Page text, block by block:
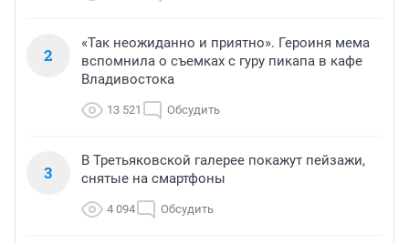
2
«Так неожиданно и приятно». Героиня мема
вспомнила о съемках с гуру пикапа в кафе
Владивостока
13 521 Обсудить
3
В Третьяковской галерее покажут пейзажи,
снятые на смартфоны
4 094 Обсудить